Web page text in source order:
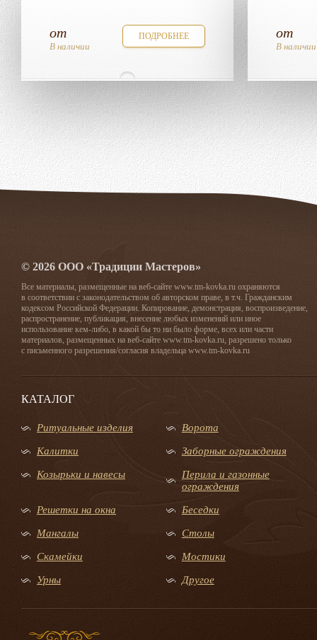
от
В наличии
ПОДРОБНЕЕ от
В наличии
© 2026 ООО «Традиции Мастеров»
Все материалы, размещенные на веб-сайте www.tm-kovka.ru охраняются
в соответствии с законодательством об авторском праве, в т.ч. Гражданским
кодексом Российской Федерации. Копирование, демонстрация, воспроизведение,
распространение, публикация, внесение любых изменений или иное
использование кем-либо, в какой бы то ни было форме, всех или части
материалов, размещенных на веб-сайте www.tm-kovka.ru, разрешено только
с письменного разрешения/согласия владельца www.tm-kovka.ru
КАТАЛОГ
Ритуальные изделия Ворота
Калитки Заборные ограждения
Козырьки и навесы
Перила и газонные
ограждения
Решетки на окна Беседки
Мангалы Столы
Скамейки Мостики
Урны Другое